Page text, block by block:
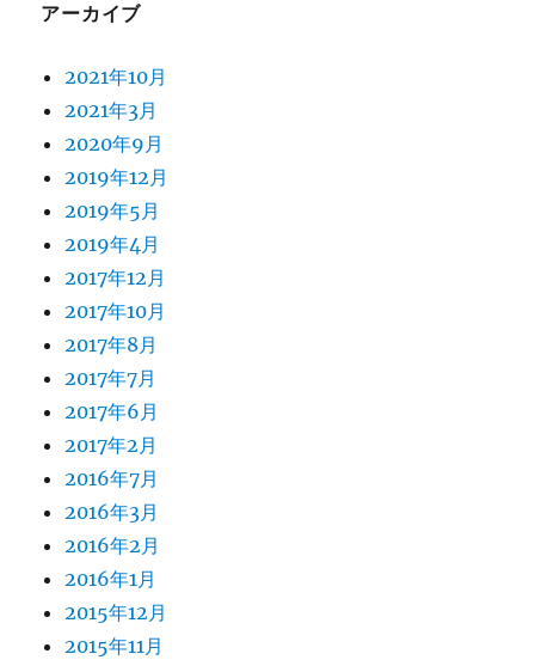
アーカイブ
2021年10月
2021年3月
2020年9月
2019年12月
2019年5月
2019年4月
2017年12月
2017年10月
2017年8月
2017年7月
2017年6月
2017年2月
2016年7月
2016年3月
2016年2月
2016年1月
2015年12月
2015年11月